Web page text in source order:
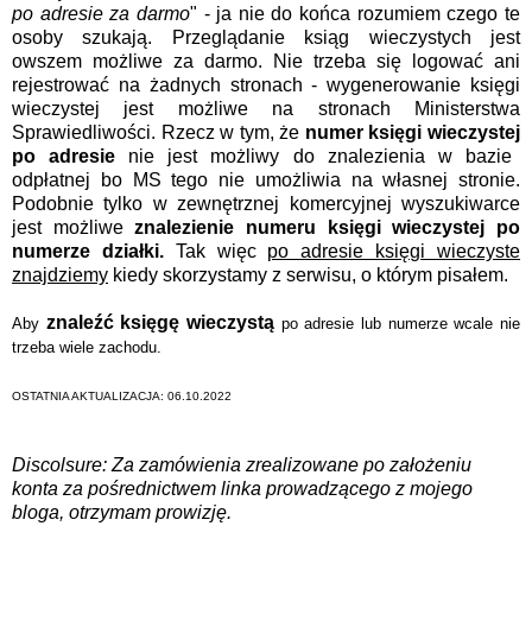
po adresie za darmo" - ja nie do końca rozumiem czego te
osoby szukają. Przeglądanie ksiąg wieczystych jest
owszem możliwe za darmo. Nie trzeba się logować ani
rejestrować na żadnych stronach - wygenerowanie księgi
wieczystej jest możliwe na stronach Ministerstwa
Sprawiedliwości. Rzecz w tym, że numer księgi wieczystej
po adresie nie jest możliwy do znalezienia w bazie
odpłatnej bo MS tego nie umożliwia na własnej stronie.
Podobnie tylko w zewnętrznej komercyjnej wyszukiwarce
jest możliweznalezienie numeru księgi wieczystej po
numerze działki.Tak więc po adresie księgi wieczyste
znajdziemy kiedy skorzystamy z serwisu, o którym pisałem.
Aby znaleźć księgę wieczystą po adresie lub numerze wcale nie
trzeba wiele zachodu.
OSTATNIA AKTUALIZACJA: 06.10.2022
Discolsure: Za zamówienia zrealizowane po założeniu
konta za pośrednictwem linka prowadzącego z mojego
bloga, otrzymam prowizję.